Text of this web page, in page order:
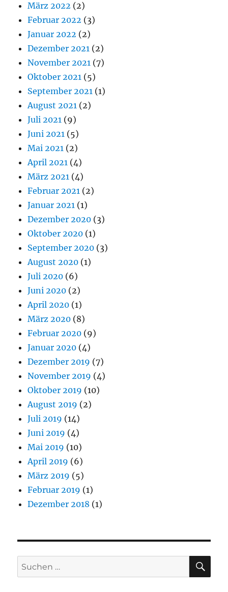
März 2022 (2)
Februar 2022 (3)
Januar 2022 (2)
Dezember 2021 (2)
November 2021 (7)
Oktober 2021 (5)
September 2021 (1)
August 2021 (2)
Juli 2021 (9)
Juni 2021 (5)
Mai 2021 (2)
April 2021 (4)
März 2021 (4)
Februar 2021 (2)
Januar 2021 (1)
Dezember 2020 (3)
Oktober 2020 (1)
September 2020 (3)
August 2020 (1)
Juli 2020 (6)
Juni 2020 (2)
April 2020 (1)
März 2020 (8)
Februar 2020 (9)
Januar 2020 (4)
Dezember 2019 (7)
November 2019 (4)
Oktober 2019 (10)
August 2019 (2)
Juli 2019 (14)
Juni 2019 (4)
Mai 2019 (10)
April 2019 (6)
März 2019 (5)
Februar 2019 (1)
Dezember 2018 (1)
Suchen
nach: